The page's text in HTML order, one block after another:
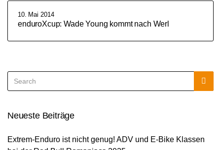
10. Mai 2014
enduroXcup: Wade Young kommt nach Werl
for:
Neueste Beiträge
Extrem-Enduro ist nicht genug! ADV und E-Bike Klassen